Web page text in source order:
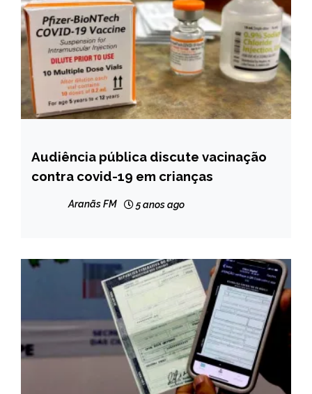
BRASIL
NOTÍCIAS
Audiência pública discute vacinação
contra covid-19 em crianças
Aranãs FM 5 anos ago